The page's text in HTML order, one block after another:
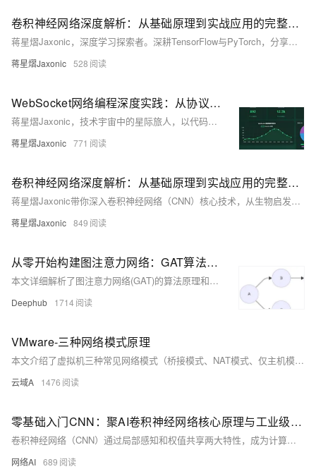
卷积神经网络深度解析：从基础原理到实战应用的完整指南
蒋星熠Jaxonic，深度学习探索者。深耕TensorFlow与PyTorch，分享框架对比、性能优化与实战经验，助力技术进阶。
蒋星熠Jaxonic 528
WebSocket网络编程深度实践：从协议原理到生产级应用
蒋星熠Jaxonic，技术宇宙中的星际旅人，以代码为舟、算法为帆，探索实时通信的无限可能。本文深入解析WebSocket协议原理、工程实践与架构设计，涵盖握手机制、心跳保活、集群部署、安全防护等核心内容，结合代码示例与架构图，助你构建稳定高效的实时应用，在二进制星河中谱写极客诗篇。
蒋星熠Jaxonic 771
卷积神经网络深度解析：从基础原理到实战应用的完整指南
蒋星熠Jaxonic带你深入卷积神经网络（CNN）核心技术，从生物启发到数学原理，详解ResNet、注意力机制与模型优化，探索视觉智能的演进之路。
蒋星熠Jaxonic 849
从零开始构建图注意力网络：GAT算法原理与数值实现详解
本文详细解析了图注意力网络(GAT)的算法原理和实现过程。GAT通过引入注意力机制解决了图卷积网络(GCN)中所有邻居节点贡献相等的局限性，让模型能够自动学习不同邻居的重要性权重。
Deephub 1714
VMware-三种网络模式原理
本文介绍了虚拟机三种常见网络模式（桥接模式、NAT模式、仅主机模式）的工作原理与适用场景。桥接模式让虚拟机如同独立设备接入局域网；NAT模式共享主机IP，适合大多数WiFi环境；仅主机模式则构建封闭的内部网络，适用于测试环境。内容简明易懂，便于理解不同模式的优缺点与应用场景。
云域A 1476
零基础入门CNN：聚AI卷积神经网络核心原理与工业级实战指南
卷积神经网络（CNN）通过局部感知和权值共享两大特性，成为计算机视觉的核心技术。本文详解CNN的卷积操作、架构设计、超参数调优及感受野计算，结合代码示例展示其在图像分类、目标检测等领域的应用价值。
网络AI 689